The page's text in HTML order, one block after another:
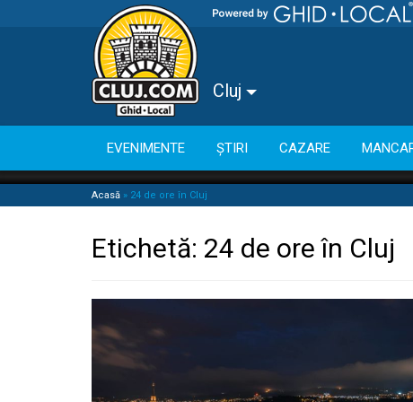
Cluj
EVENIMENTE ȘTIRI CAZARE
Acasă » 24 de ore în Cluj
Etichetă: 24 de ore în Cluj